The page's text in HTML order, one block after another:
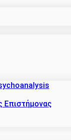
Επιστήμονας